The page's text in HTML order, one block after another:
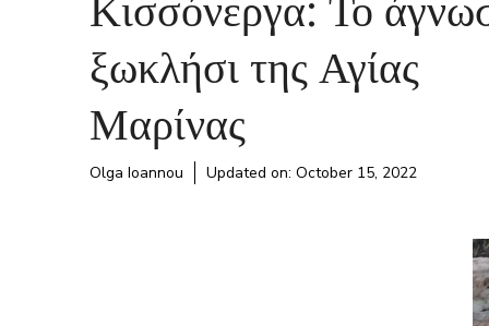
ξωκλήσι της Αγίας
Μαρίνας
Olga Ioannou Updated on: October 15, 2022